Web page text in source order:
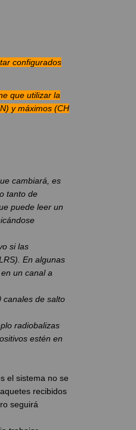
configurados
que utilizar la
y máximos (CH
cambiará, es
tanto de
puede leer un
si las
En algunas
un canal a
canales de salto
radiobalizas
estén en
el sistema no se
recibidos
seguirá